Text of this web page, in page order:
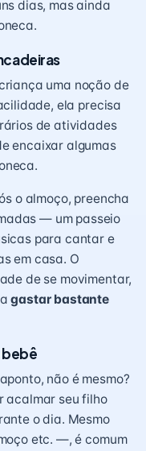
dias, mas ainda
uma noção de
ela precisa
deatividades
encaixar algumas
o almoço, preencha
— um passeio
para cantar e
em casa. O
de se movimentar,
gastar bastante
bebê
não é mesmo?
acalmar seu filho
o dia. Mesmo
etc. —, é comum